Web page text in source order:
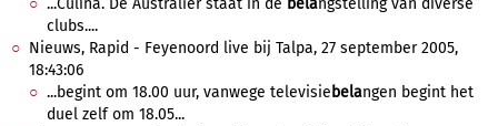
...Culina. De Australier staat in de belangstelling van diverse
clubs....
Nieuws, Rapid - Feyenoord live bij Talpa, 27 september 2005,
18:43:06
...begint om 18.00 uur, vanwege televisie belangen begint het
duel zelf om 18.05...